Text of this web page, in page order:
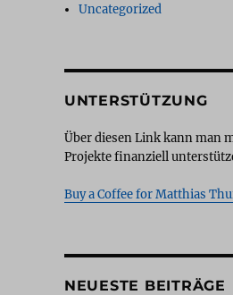
Uncategorized
UNTERSTÜTZUNG
Über diesen Link kann man
Projekte finanziell
Buy a Coffee for Matthias
NEUESTE BEITRÄGE